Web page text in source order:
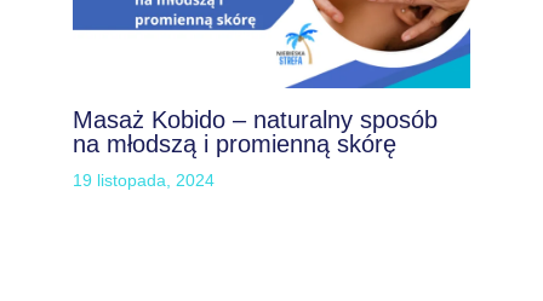
Masaż Kobido – naturalny sposób
na młodszą i promienną skórę
19 listopada, 2024